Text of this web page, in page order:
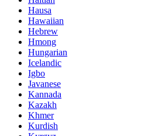
Hausa
Hawaiian
Hebrew
Hmong
Hungarian
Icelandic
Igbo
Javanese
Kannada
Kazakh
Khmer
Kurdish